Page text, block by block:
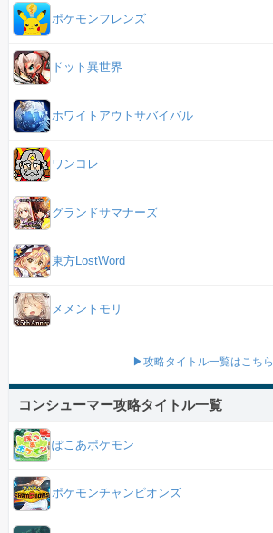
ポケモンフレンズ
ドット異世界
ホワイトアウトサバイバル
ワンコレ
グランドサマナーズ
東方LostWord
メメントモリ
▶攻略タイトル一覧はこちら
コンシューマー攻略タイトル一覧
ぽこあポケモン
ポケモンチャンピオンズ